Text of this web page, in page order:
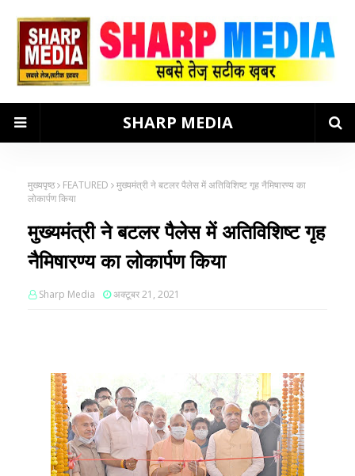
SHARP MEDIA
मुख्यपृष्ठ FEATURED
मुख्यमंत्री ने बटलर पैलेस में अतिविशिष्ट गृह नैमिषारण्य का
लोकार्पण किया
मुख्यमंत्री ने बटलर पैलेस में अतिविशिष्ट गृह
नैमिषारण्य का लोकार्पण किया
Sharp Media अक्टूबर 21, 2021